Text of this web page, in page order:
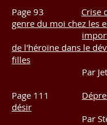
Page 93 Crise
genre du moi chez les
de l'héroïne dans le
filles
Par Jetthe
Page 111
désir
Par